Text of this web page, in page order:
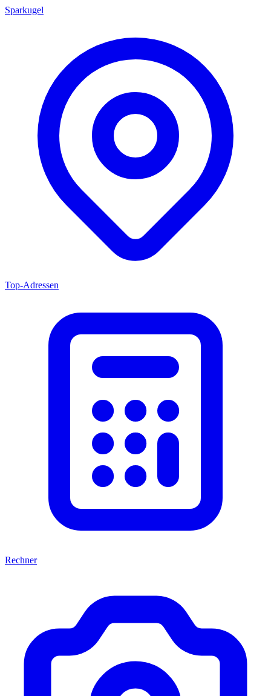
Sparkugel
Top-Adressen
Rechner